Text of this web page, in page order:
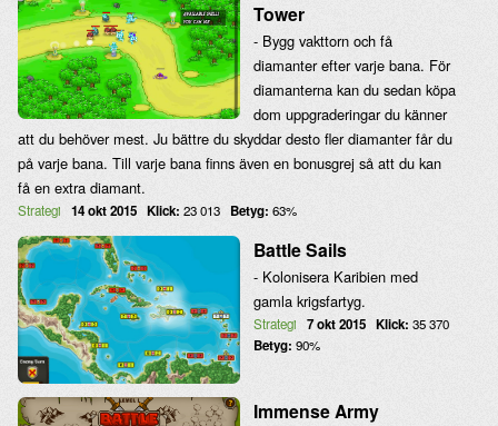
Tower
- Bygg vakttorn och få
diamanter efter varje bana. För
diamanterna kan du sedan köpa
dom uppgraderingar du känner
att du behöver mest. Ju bättre du skyddar desto fler diamanter får du
på varje bana. Till varje bana finns även en bonusgrej så att du kan
få en extra diamant.
Strategi 14 okt 2015 Klick: 23 013 Betyg: 63%
Battle Sails
- Kolonisera Karibien med
gamla krigsfartyg.
Strategi 7 okt 2015 Klick: 35 370
Betyg: 90%
Immense Army